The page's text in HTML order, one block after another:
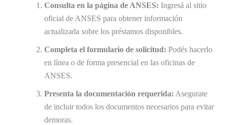
Consulta en la página de ANSES: Ingresá al sitio
oficial de ANSES para obtener información
actualizada sobre los préstamos disponibles.
Completa el formulario de solicitud: Podés hacerlo
en línea o de forma presencial en las oficinas de
ANSES.
Presenta la documentación requerida: Asegurate
de incluir todos los documentos necesarios para evitar
demoras.